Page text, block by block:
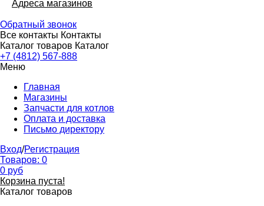
Адреса магазинов
Обратный звонок
Все контакты Контакты
Каталог товаров Каталог
+7 (4812) 567-888
Меню
Главная
Магазины
Запчасти для котлов
Оплата и доставка
Письмо директору
Вход/Регистрация
Товаров: 0
0 руб
Корзина пуста!
Каталог товаров